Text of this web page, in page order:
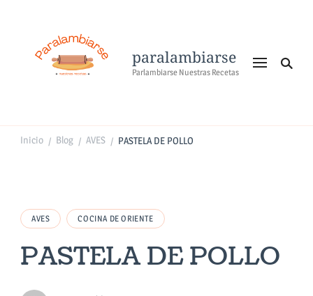
paralambiarse
Parlambiarse Nuestras Recetas
Inicio / Blog / AVES / PASTELA DE POLLO
AVES COCINA DE ORIENTE
PASTELA DE POLLO